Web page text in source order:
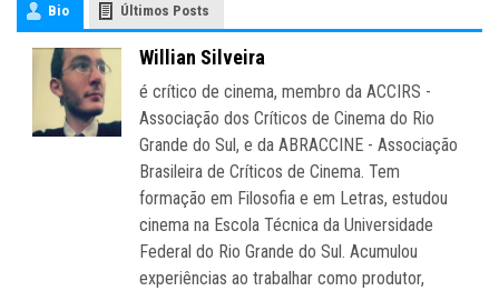
Bio Últimos Posts
Willian Silveira
é crítico de cinema, membro da ACCIRS -
Associação dos Críticos de Cinema do Rio
Grande do Sul, e da ABRACCINE - Associação
Brasileira de Críticos de Cinema. Tem
formação em Filosofia e em Letras, estudou
cinema na Escola Técnica da Universidade
Federal do Rio Grande do Sul. Acumulou
experiências ao trabalhar como produtor,